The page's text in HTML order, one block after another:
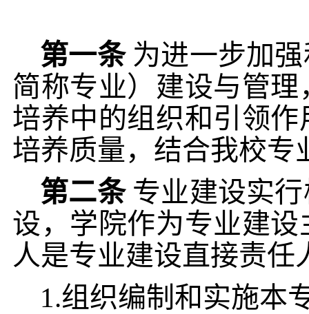
第一条为进一步加强
简称专业）建设与管
培养中的组织和引领
培养质量，结合我校专
第二条专业建设实行
设，学院作为专业建
人是专业建设直接责
1.组织编制和实施本